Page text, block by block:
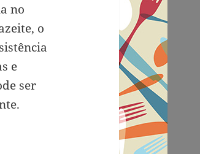
no
o
e
ser